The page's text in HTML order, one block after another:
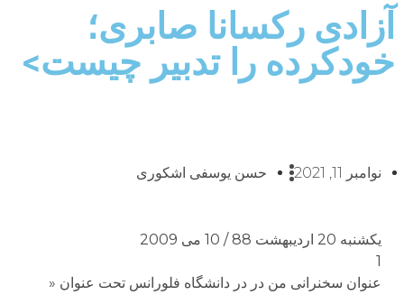
آزادی رکسانا صابری؛
خودکرده را تدبیر چیست>
نوامبر 11, 2021 حسن یوسفی اشکوری
یکشنبه 20 اردیبهشت 88 / 10 می 2009
1
عنوان سخنرانی من در در دانشگاه فلورانس تحت عنوان «